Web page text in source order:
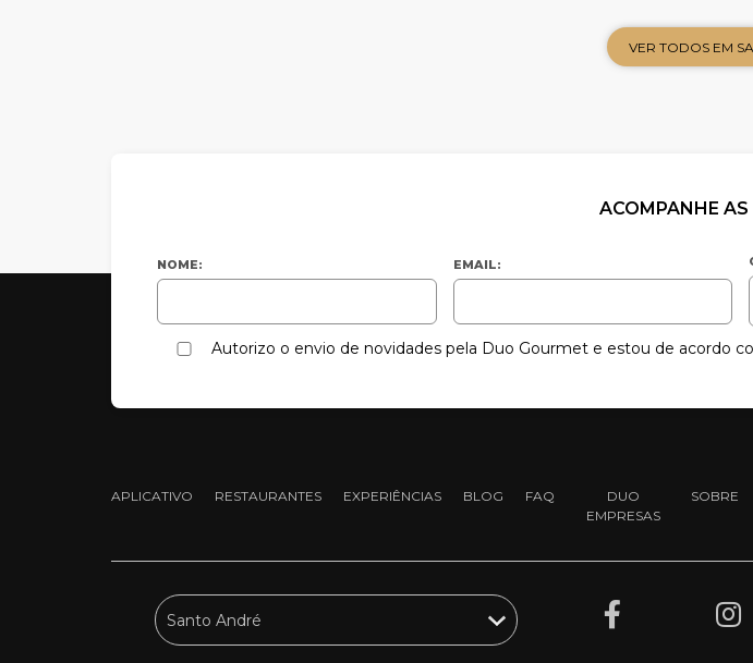
VER TODOS EM
ACOMPANHE
NOME: EMAIL:
Autorizo o envio de novidades pela Duo Gourmet e estou de acordo
APLICATIVO RESTAURANTES EXPERIÊNCIAS BLOG FAQ DUO
EMPRESAS
SOBRE